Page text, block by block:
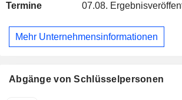
sich geografisch wie folgt: West- und
Sonstige (7,6 %).
Termine 07.08.
Mehr Unternehmensinformationen
Abgänge von Schlüsselpersonen